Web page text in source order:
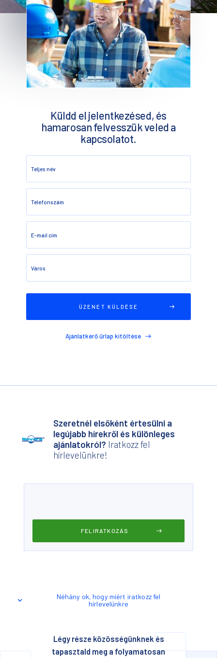
Küldd el jelentkezésed, és
hamarosan felvesszük veled a
kapcsolatot.
Teljes név
Telefonszám
E-mail cím
Város
Ajánlatkérő űrlap kitöltése
Szeretnél elsőként értesülni a
legújabb hírekről és különleges
ajánlatokról? Iratkozz fel
hírlevelünkre!
Néhány ok, hogy miért iratkozz fel
hírlevelünkre
Légy része közösségünknek és
tapasztald meg a folyamatosan